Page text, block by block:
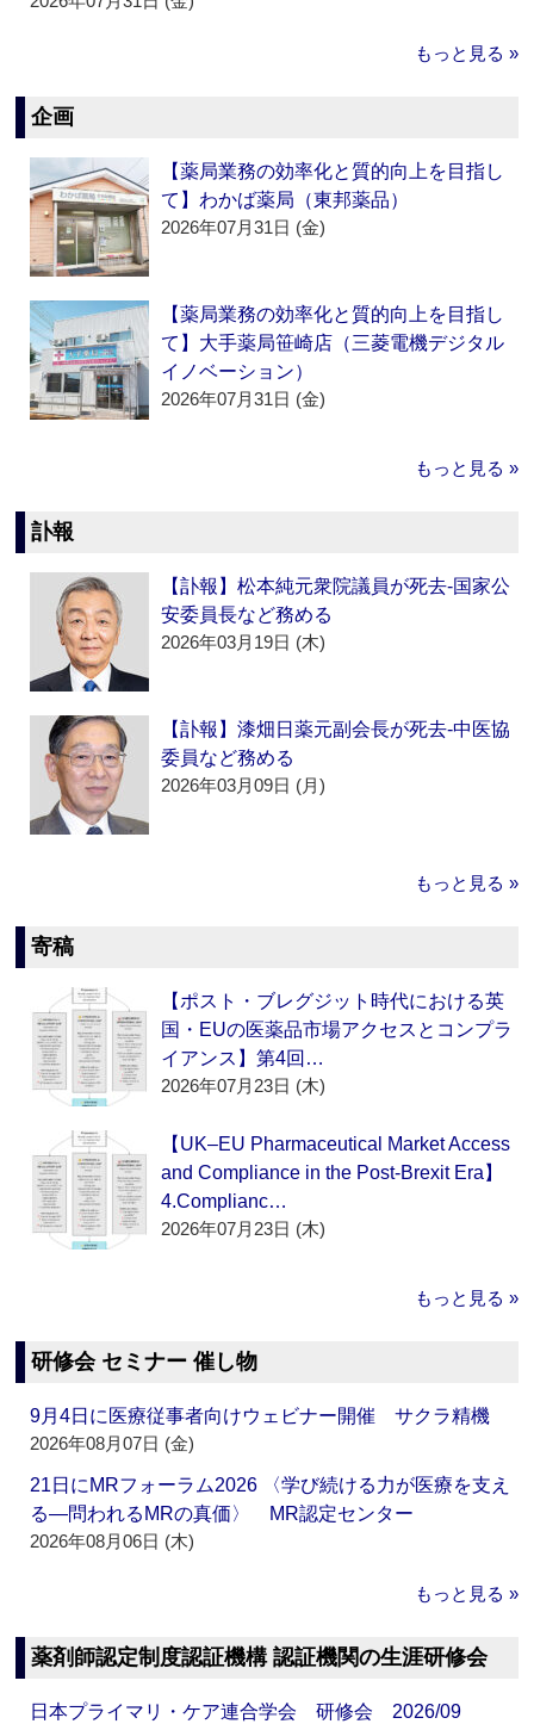
もっと見る »
企画
【薬局業務の効率化と質的向上を目指し
て】わかば薬局（東邦薬品）
2026年07月31日 (金)
【薬局業務の効率化と質的向上を目指し
て】大手薬局笹崎店（三菱電機デジタル
イノベーション）
2026年07月31日 (金)
もっと見る »
訃報
【訃報】松本純元衆院議員が死去‐国家公
安委員長など務める
2026年03月19日 (木)
【訃報】漆畑日薬元副会長が死去‐中医協
委員など務める
2026年03月09日 (月)
もっと見る »
寄稿
【ポスト・ブレグジット時代における英
国・EUの医薬品市場アクセスとコンプラ
イアンス】第4回…
2026年07月23日 (木)
【UK–EU Pharmaceutical Market Access
and Compliance in the Post-Brexit Era】
4.Complianc…
2026年07月23日 (木)
もっと見る »
研修会 セミナー 催し物
9月4日に医療従事者向けウェビナー開催 サクラ精機
2026年08月07日 (金)
21日にMRフォーラム2026 〈学び続ける力が医療を支え
る―問われるMRの真価〉 MR認定センター
2026年08月06日 (木)
もっと見る »
薬剤師認定制度認証機構 認証機関の生涯研修会
日本プライマリ・ケア連合学会 研修会 2026/09